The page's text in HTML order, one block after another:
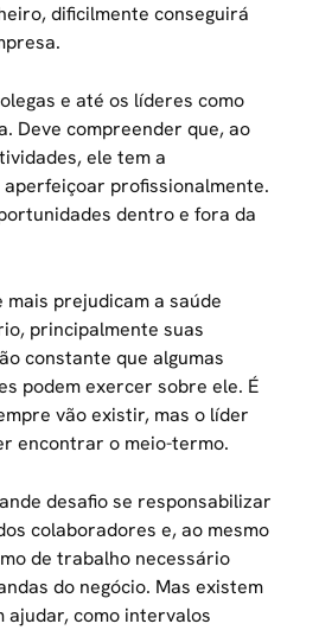
dificilmente conseguirá
e até os líderes como
Deve compreender que, ao
ele tem a
profissionalmente.
dentro e fora da
mais prejudicam a saúde
principalmente suas
constante que algumas
podem exercer sobre ele. É
vão existir, mas o líder
encontrar o meio-termo.
desafio se responsabilizar
colaboradores e, ao mesmo
de trabalho necessário
do negócio. Mas existem
ajudar, como intervalos